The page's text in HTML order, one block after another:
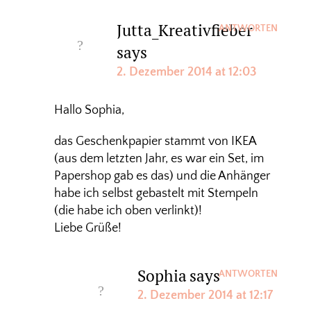
Jutta_Kreativfieber
says
2. Dezember 2014 at 12:03
Hallo Sophia,
das Geschenkpapier stammt von IKEA
(aus dem letzten Jahr, es war ein Set, im
Papershop gab es das) und die Anhänger
habe ich selbst gebastelt mit Stempeln
(die habe ich oben verlinkt)!
Liebe Grüße!
ANTWORTEN
Sophiasays
2. Dezember 2014 at 12:17
ANTWORTEN